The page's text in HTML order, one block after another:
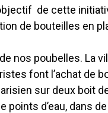
de cette
de bouteilles en
nos poubelles. La
font l’achat de
sur deux boit
points d’eau, dans